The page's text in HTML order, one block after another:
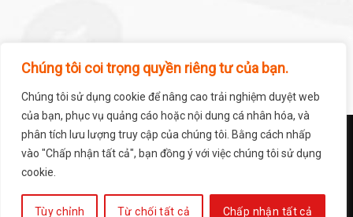
Chúng tôi coi trọng quyền riêng tư của bạn.
Chúng tôi sử dụng cookie để nâng cao trải nghiệm duyệt web
của bạn, phục vụ quảng cáo hoặc nội dung cá nhân hóa, và
phân tích lưu lượng truy cập của chúng tôi. Bằng cách nhấp
vào "Chấp nhận tất cả", bạn đồng ý với việc chúng tôi sử dụng
cookie.
Tùy chỉnh Từ chối tất cả Chấp nhận tất cả
TRANG CHỦ DỰ ÁN SÀN & VÍ NEWS – BLOG
GIỚI THIỆU
LIÊN HỆ